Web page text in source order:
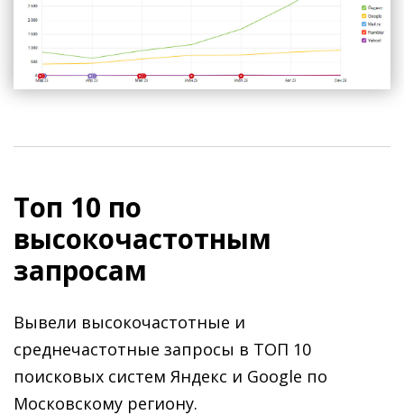
Топ 10 по
высокочастотным
запросам
Вывели высокочастотные и
среднечастотные запросы в ТОП 10
поисковых систем Яндекс и Google по
Московскому региону.